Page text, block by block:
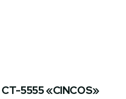
CT-5555 «CINCOS»